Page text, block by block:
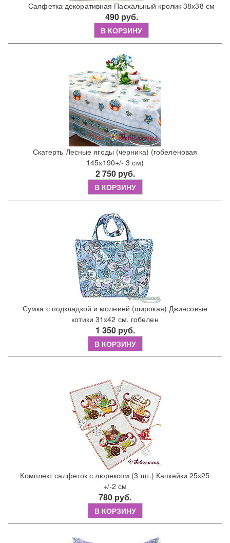
Салфетка декоративная Пасхальный кролик 38х38 см
490 руб.
В КОРЗИНУ
Скатерть Лесные ягоды (черника) (гобеленовая
145х190+/- 3 см)
2 750 руб.
В КОРЗИНУ
Сумка с подкладкой и молнией (широкая) Джинсовые
котики 31х42 см, гобелен
1 350 руб.
В КОРЗИНУ
Комплект салфеток с люрексом (3 шт.) Капкейки 25х25
+/-2 см
780 руб.
В КОРЗИНУ